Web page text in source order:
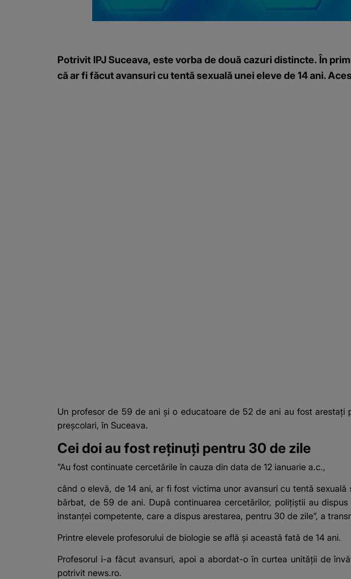
Potrivit IPJ Suceava, este vorba de două cazuri distincte. În
că ar fi făcut avansuri cu tentă sexuală unei eleve de 14 ani.
Un profesor de 59 de ani și o educatoare de 52 de ani au fost arestați
preșcolari, în Suceava.
Cei doi au fost reținuți pentru 30 de zile
”Au fost continuate cercetările în cauza din data de 12 ianuarie a.c.,
când o elevă, de 14 ani, ar fi fost victima unor avansuri cu tentă
bărbat, de 59 de ani. După continuarea cercetărilor, poliţiştii au
instanţei competente, care a dispus arestarea, pentru 30 de zile”, a
Printre elevele profesorului de biologie se află şi această fată de 14 ani.
Profesorul i-a făcut avansuri, apoi a abordat-o în curtea unităţii de
potrivit news.ro.